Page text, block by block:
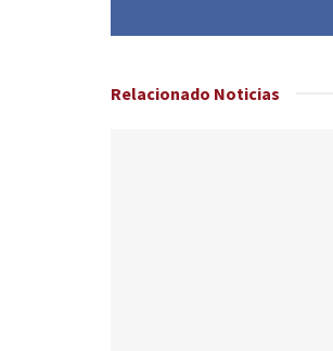
Relacionado Noticias